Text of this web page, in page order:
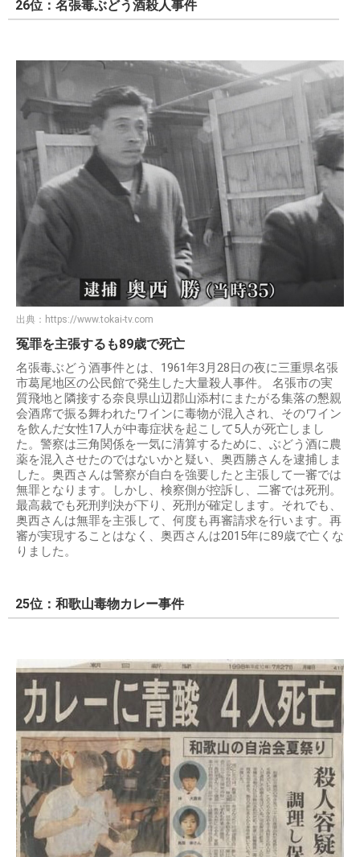
26位：名張毒ぶどう酒殺人事件
出典： https://www.tokai-tv.com
冤罪を主張するも89歳で死亡
名張毒ぶどう酒事件とは、1961年3月28日の夜に三重県名張
市葛尾地区の公民館で発生した大量殺人事件。 名張市の実
質飛地と隣接する奈良県山辺郡山添村にまたがる集落の懇親
会酒席で振る舞われたワインに毒物が混入され、そのワイン
を飲んだ女性17人が中毒症状を起こして5人が死亡しまし
た。警察は三角関係を一気に清算するために、ぶどう酒に農
薬を混入させたのではないかと疑い、奥西勝さんを逮捕しま
した。奥西さんは警察が自白を強要したと主張して一審では
無罪となります。しかし、検察側が控訴し、二審では死刑。
最高裁でも死刑判決が下り、死刑が確定します。それでも、
奥西さんは無罪を主張して、何度も再審請求を行います。再
審が実現することはなく、奥西さんは2015年に89歳で亡くな
りました。
25位：和歌山毒物カレー事件